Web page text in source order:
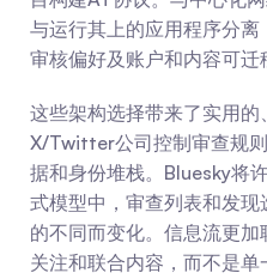
与运行其上的应用程序分离
审核偏好及账户和内容可迁
这些架构选择带来了实用
X/Twitter公司控制审查规
据和身份堆栈。Bluesky将
式模型中，审查列表和发
的不同而变化。信息流更
关注和联合内容，而不是